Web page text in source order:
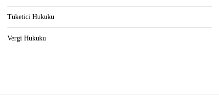
Tüketici Hukuku
Vergi Hukuku